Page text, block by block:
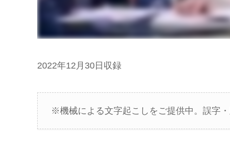
2022年12月30日収録
※機械による文字起こしをご提供中。誤字